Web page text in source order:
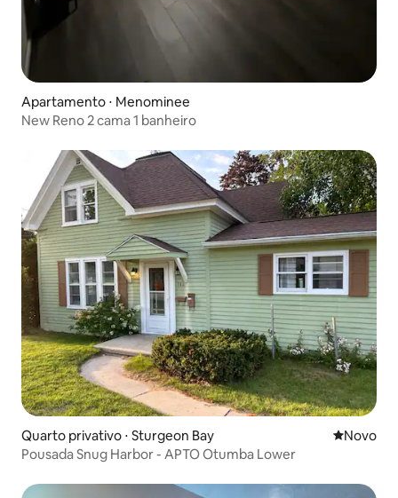
Apartamento ⋅ Menominee
New Reno 2 cama 1 banheiro
Quarto privativo ⋅ Sturgeon Bay Novo
Novo
Pousada Snug Harbor - APTO Otumba Lower